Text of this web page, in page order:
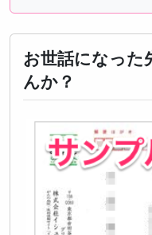
お世話になった
んか？